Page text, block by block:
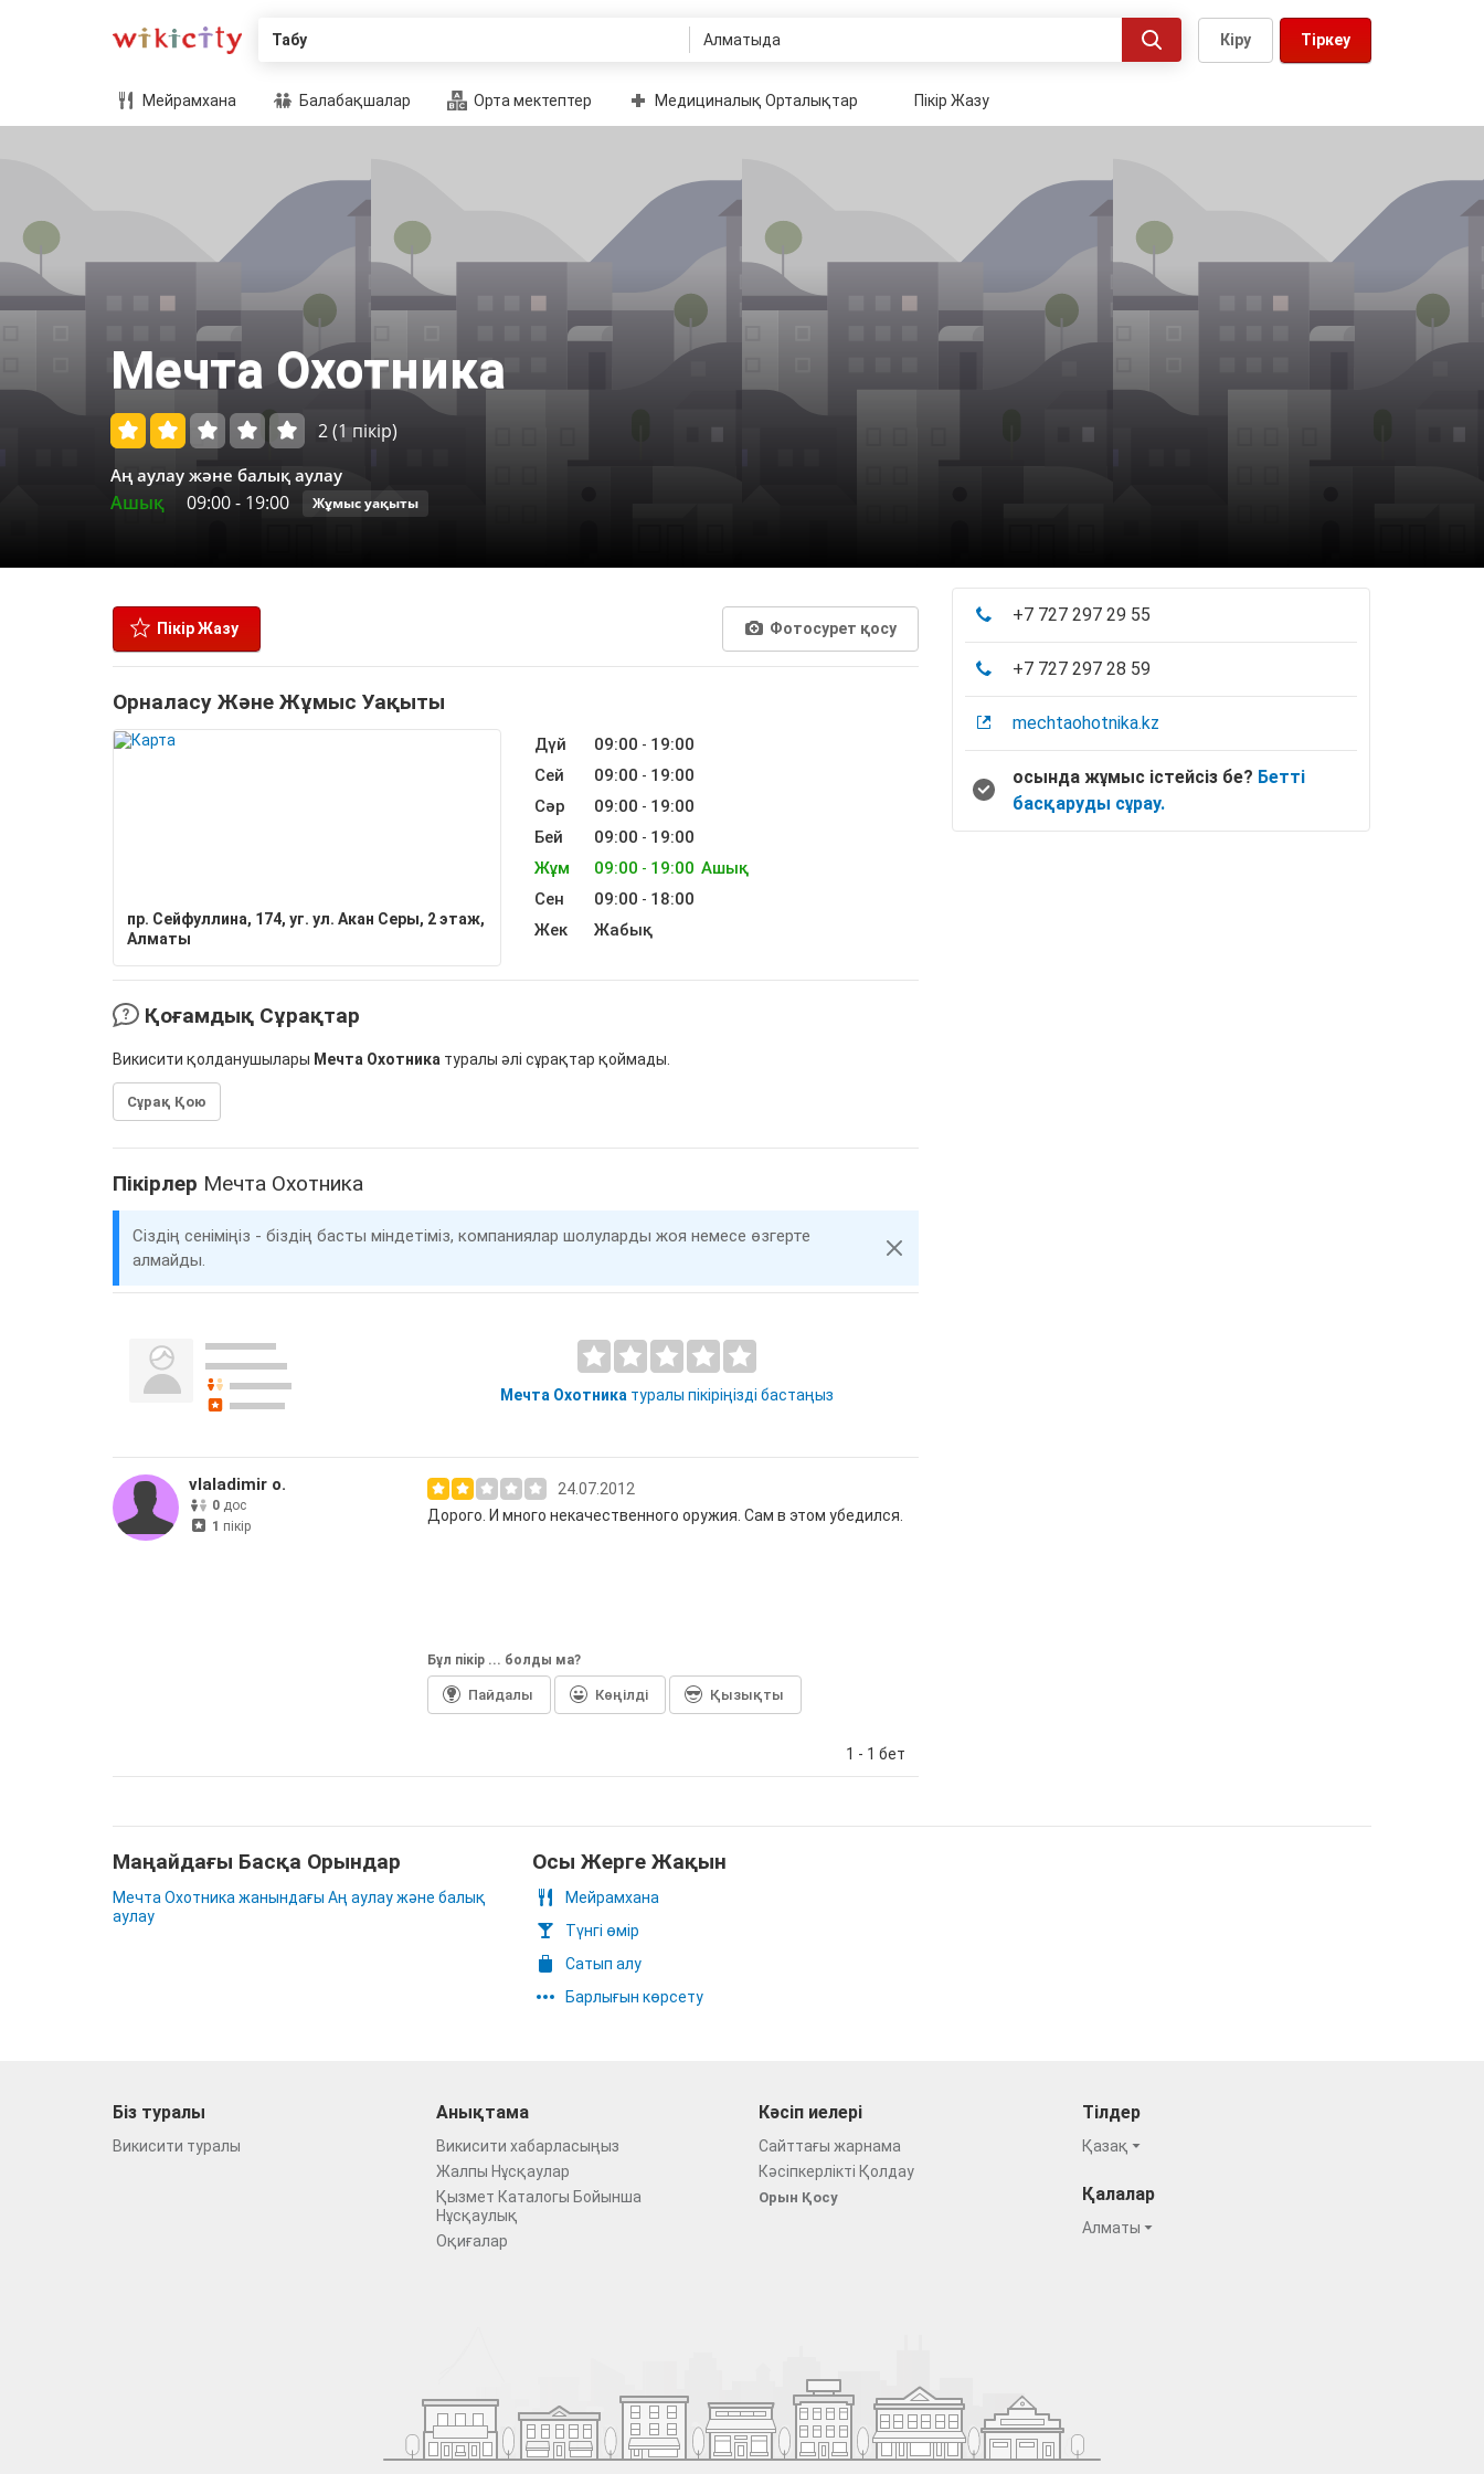
Табу Тіркеу
Кіру
Мейрамхана Балабақшалар Орта мектептер Медициналық Орталықтар Пікір Жазу
Мечта Охотника
2(1 пікір)
Аң аулау және балық аулау
Ашық 09:00- 19:00 Жұмыс уақыты
Пікір Жазу Фотосурет қосу
Орналасу Және Жұмыс Уақыты
пр. Сейфуллина, 174, уг. ул. Акан Серы, 2 этаж,
Алматы
Дүй 09:00 - 19:00
Сей
09:00 - 19:00
Сәр
09:00 - 19:00
Бей
09:00 - 19:00
Жұм
09:00 - 19:00 Ашық
Сен
09:00 - 18:00
Жек
Жабық
Қоғамдық Сұрақтар
Викисити қолданушылары Мечта Охотника туралы әлі сұрақтар қоймады.
Сұрақ Қою
Пікірлер Мечта Охотника
Сіздің сеніміңіз - біздің басты міндетіміз, компаниялар шолуларды жоя немесе өзгерте
алмайды.
Мечта Охотника туралы пікіріңізді бастаңыз
vlaladimir o.
0 дос
1 пікір
24.07.2012
Дорого. И много некачественного оружия. Сам в этом убедился.
Бұл пiкiр ... болды ма?
Пайдалы Көңілді Қызықты
1 - 1 бет
+7 727 297 29 55
+7 727 297 28 59
mechtaohotnika.kz
осында жұмыс істейсіз бе? Бетті
басқаруды сұрау.
Маңайдағы Басқа Орындар
Мечта Охотника жанындағы Аң аулау және балық
аулау
Осы Жерге Жақын
Мейрамхана
Түнгі өмір
Сатып алу
Барлығын көрсету
Біз туралы
Викисити туралы
Анықтама
Викисити хабарласыңыз
Жалпы Нұсқаулар
Қызмет Каталогы Бойынша
Нұсқаулық
Оқиғалар
Кәсіп иелері
Сайттағы жарнама
Кәсіпкерлікті Қолдау
Орын Қосу
Тілдер
Қазақ
Қалалар
Алматы